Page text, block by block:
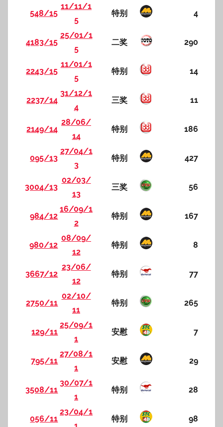
548/15
11/11/1
5
特别 4
4183/15
25/01/1
5
二奖 290
2243/15
11/01/1
5
特别 14
2237/14
31/12/1
4
三奖 11
2149/14
28/06/
14
特别 186
095/13
27/04/1
3
特别 427
3004/13
02/03/
13
三奖 56
984/12
16/09/1
2
特别 167
980/12
08/09/
12
特别 8
3667/12
23/06/
12
特别 77
2750/11
02/10/
11
特别 265
129/11
25/09/1
1
安慰 7
795/11
27/08/1
1
安慰 29
3508/11
30/07/1
1
特别 28
056/11
23/04/1
特别 98